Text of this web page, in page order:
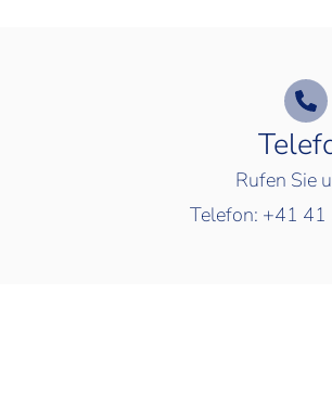
Rufen Sie
Telefon: +41 41